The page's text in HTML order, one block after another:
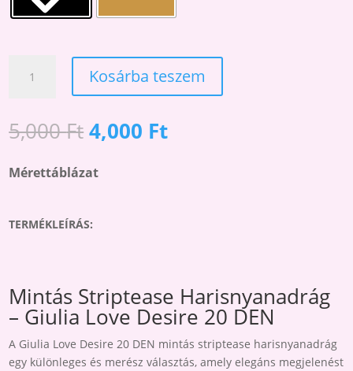
DESIRE
STRIPTEASE
MENNYISÉG
Kosárba teszem
5,000FtOriginal
price
was:
5,000 Ft.
4,000 FtCurrent
price
Mérettáblázat
TERMÉKLEÍRÁS:
Mintás Striptease Harisnyanadrág
– Giulia Love Desire 20 DEN
A Giulia Love Desire 20 DEN mintás striptease harisnyanadrág
egy különleges és merész választás, amely elegáns megjelenést